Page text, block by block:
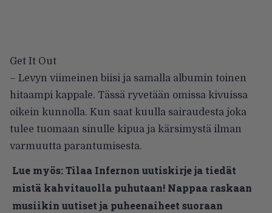
Get It Out
– Levyn viimeinen biisi ja samalla albumin toinen
hitaampi kappale. Tässä ryvetään omissa kivuissa
oikein kunnolla. Kun saat kuulla sairaudesta joka
tulee tuomaan sinulle kipua ja kärsimystä ilman
varmuutta parantumisesta.
Lue myös:Tilaa Infernon uutiskirje ja tiedät
mistä kahvitauolla puhutaan! Nappaa raskaan
musiikin uutiset ja puheenaiheet suoraan